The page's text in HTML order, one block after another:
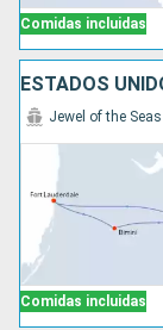
Comidas incluidas
ESTADOS
Comidas incluidas
Jewel of the Seas